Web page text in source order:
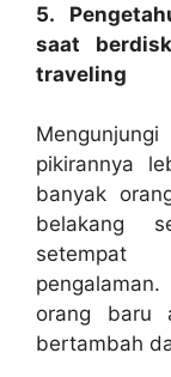
5.
saat
traveling
pikirannya
banyak
belakang
setempat
orang baru
bertambah